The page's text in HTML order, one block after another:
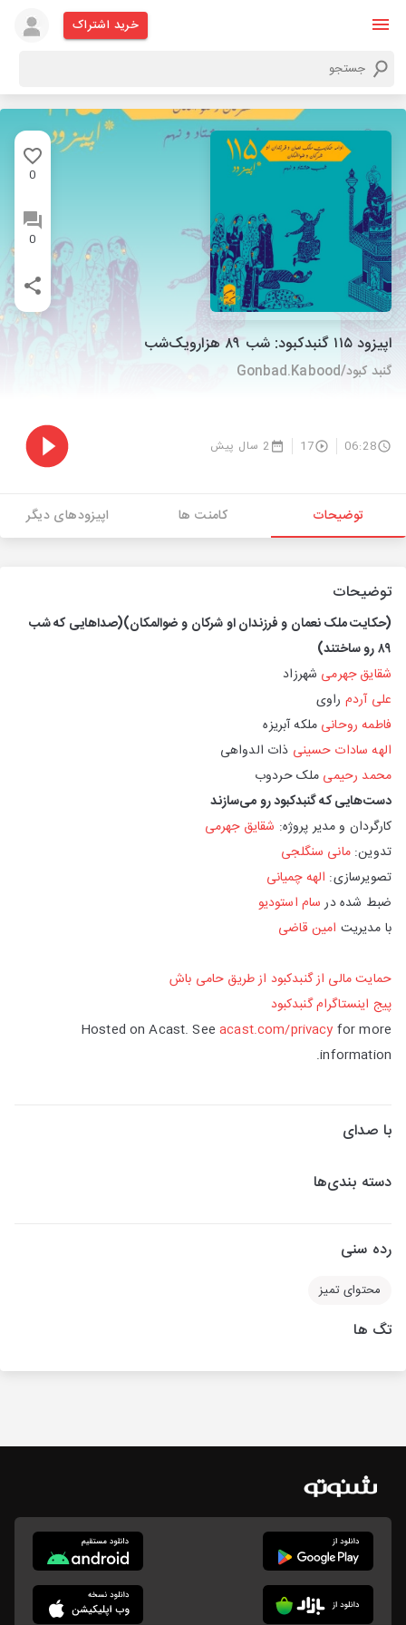
خرید اشتراک
0
0
اپیزود ۱۱۵ گنبدکبود:‌ شب ۸۹ هزارویک‌شب
گنبد کبود/Gonbad.Kabood
06:28
17 2 سال پیش
توضیحات کامنت ها اپیزودهای دیگر
توضیحات
(حکایت ملک نعمان و فرزندان او شرکان و ضوالمکان)(صداهایی که شب
۸۹ رو ساختند)
شقایق جهرمی شهرزاد
علی آردم راوی
فاطمه روحانی ملکه آبریزه
الهه سادات حسینی ذات الدواهی
محمد رحیمی ملک حردوب
دست‌هایی که گنبدکبود رو می‌سازند
کارگردان و مدیر پروژه: شقایق جهرمی
تدوین: مانی سنگلجی
تصویرسازی: الهه چمیانی
ضبط شده درسام استودیو
با مدیریت امین قاضی
حمایت مالی از گنبدکبود از طریق حامی‌ باش
پیج اینستاگرام گنبدکبود
Hosted on Acast. Seeacast.com/privacy for more
information.
با صدای
دسته بندی‌ها
رده سنی
محتوای تمیز
تگ ها